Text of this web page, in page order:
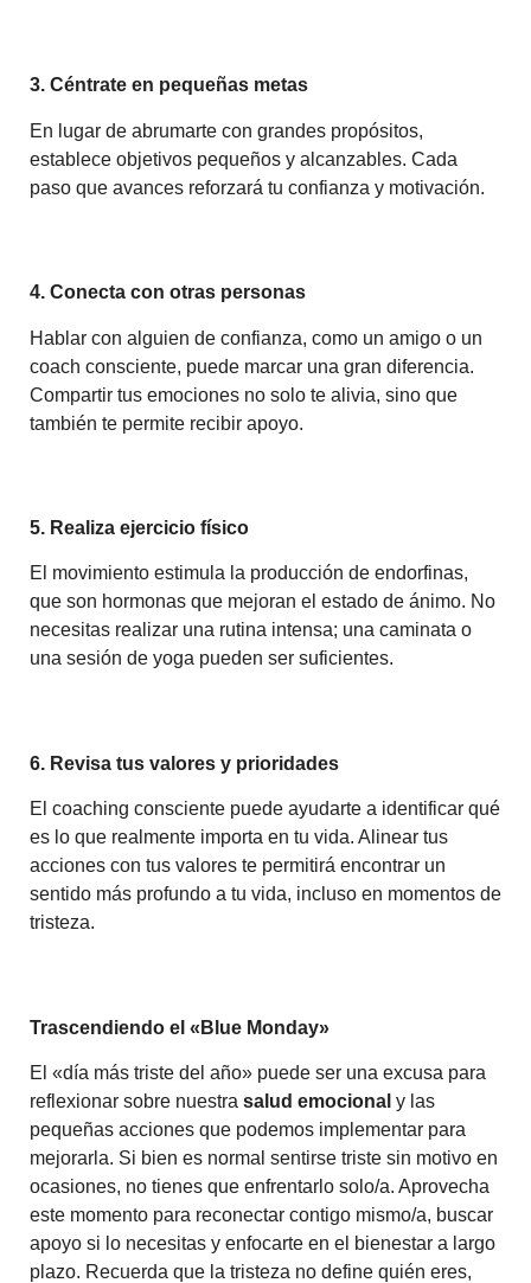
3. Céntrate en pequeñas metas
En lugar de abrumarte con grandes propósitos,
establece objetivos pequeños y alcanzables. Cada
paso que avances reforzará tu confianza y motivación.
4. Conecta con otras personas
Hablar con alguien de confianza, como un amigo o un
coach consciente, puede marcar una gran diferencia.
Compartir tus emociones no solo te alivia, sino que
también te permite recibir apoyo.
5. Realiza ejercicio físico
El movimiento estimula la producción de endorfinas,
que son hormonas que mejoran el estado de ánimo. No
necesitas realizar una rutina intensa; una caminata o
una sesión de yoga pueden ser suficientes.
6. Revisa tus valores y prioridades
El coaching consciente puede ayudarte a identificar qué
es lo que realmente importa en tu vida. Alinear tus
acciones con tus valores te permitirá encontrar un
sentido más profundo a tu vida, incluso en momentos de
tristeza.
Trascendiendo el «Blue Monday»
El «día más triste del año» puede ser una excusa para
reflexionar sobre nuestra salud emocional y las
pequeñas acciones que podemos implementar para
mejorarla. Si bien es normal sentirse triste sin motivo en
ocasiones, no tienes que enfrentarlo solo/a. Aprovecha
este momento para reconectar contigo mismo/a, buscar
apoyo si lo necesitas y enfocarte en el bienestar a largo
plazo. Recuerda que la tristeza no define quién eres,